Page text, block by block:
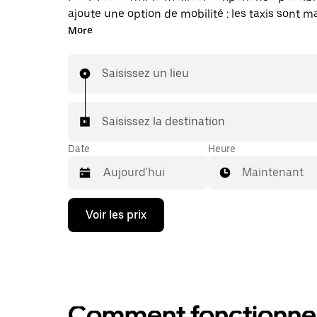
ajoute une option de mobilité : les taxis sont
disponibles dans l'application. Uber Taxi : un
More
Saisissez un lieu
Saisissez la destination
Date
Appuyez
la
ouvrir
Heure
Maintenant
Voir les prix